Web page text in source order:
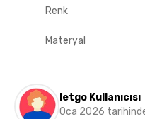
Renk
Materyal
letgo Kullanıcısı
Oca 2026